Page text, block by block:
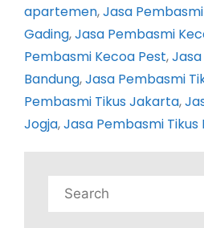
apartemen, Jasa
Gading, Jasa Pembasmi
Pembasmi Kecoa Pest,
Bandung, Jasa Pembasmi
Pembasmi Tikus Jakarta,
Jogja, Jasa Pembasmi Tikus
a